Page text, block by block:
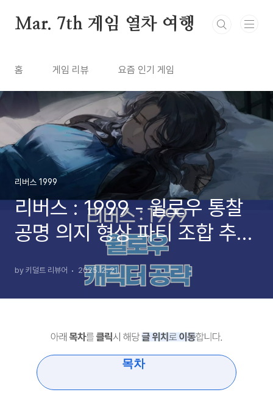
Mar. 7th 게임 열차 여행
홈 게임 리뷰 요즘 인기 게임
리버스 1999
리버스 : 1999 - 윌로우 통찰
공명 의지 형상 파티 조합 추천
공략 (2025년 2월)
by 키덜트 리뷰어 2025. 2. 21.
목차